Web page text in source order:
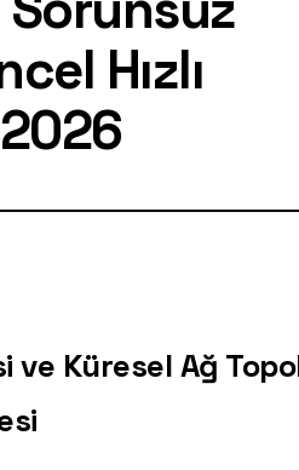
Hızlı
ve Küresel Ağ